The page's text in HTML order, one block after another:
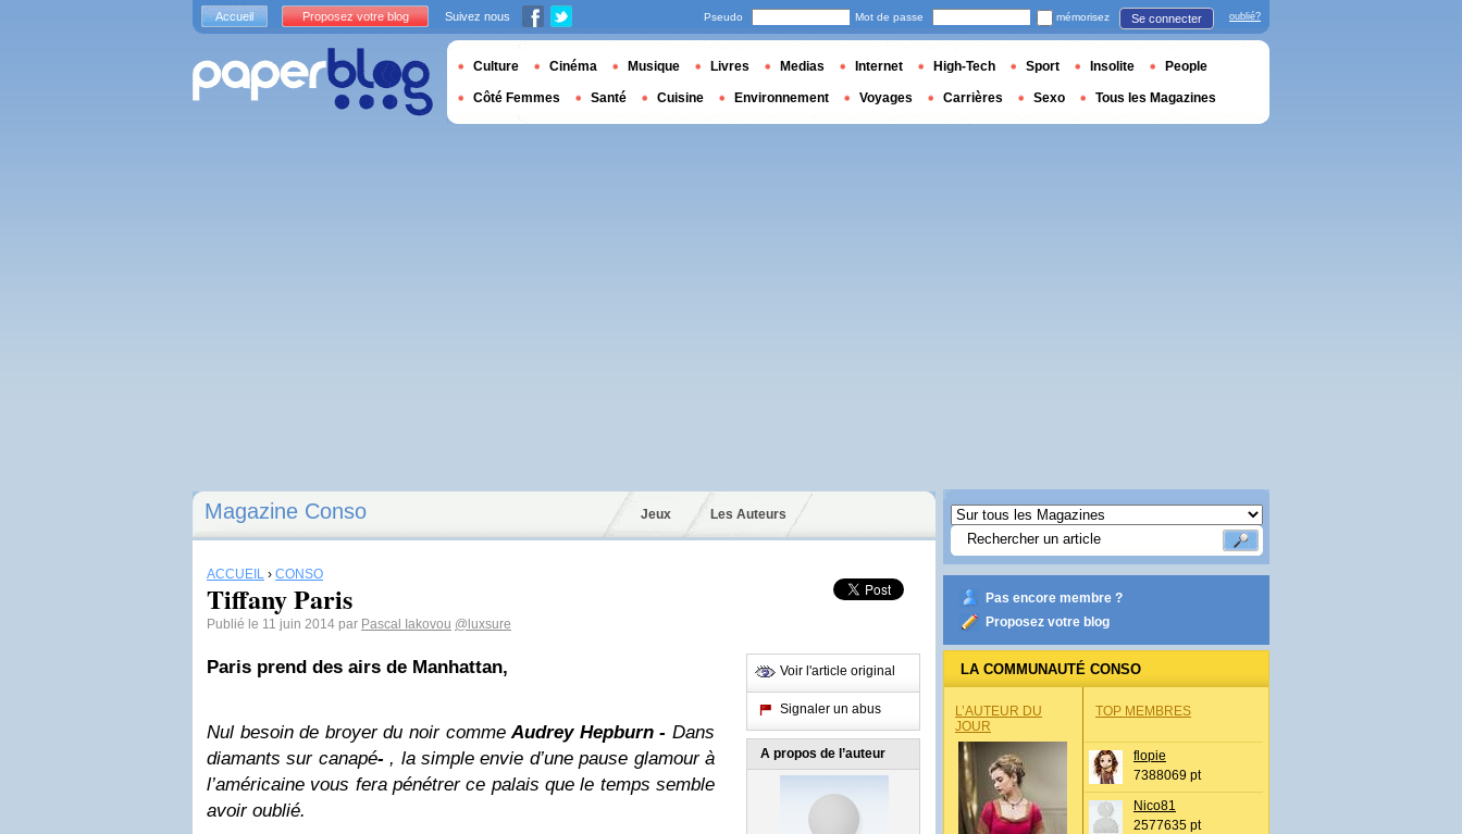
Magazine Conso Jeux Les Auteurs
ACCUEIL › CONSO
Tiffany Paris
Publié le 11 juin 2014 par Pascal Iakovou @luxsure
Paris prend des airs de Manhattan,
Nul besoin de broyer du noir commeAudrey Hepburn -Dans
diamants sur canapé-, la simple envie d’une pause glamour à
l’américaine vous fera pénétrer ce palais que le temps semble
avoir oublié.
Voir l'article original
Signaler un abus
A propos de l’auteur
Pas encore membre ?
Proposez votre blog
LA COMMUNAUTÉ CONSO
L’AUTEUR DU
JOUR
TOP MEMBRES
flopie
7388069 pt
Nico81
2577635 pt
Accueil Proposez votre blog Suivez nous Pseudo Mot de passe mémorisez Se connecter oublié?
Culture Cinéma Musique Livres Medias Internet High-Tech Sport Insolite People
Côté Femmes Santé Cuisine Environnement Voyages Carrières Sexo Tous les Magazines